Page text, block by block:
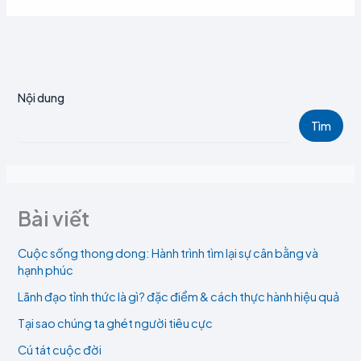
Nội dung
Tìm
Bài viết
Cuộc sống thong dong: Hành trình tìm lại sự cân bằng và
hạnh phúc
Lãnh đạo tỉnh thức là gì? đặc điểm & cách thực hành hiệu quả
Tại sao chúng ta ghét người tiêu cực
Cú tát cuộc đời